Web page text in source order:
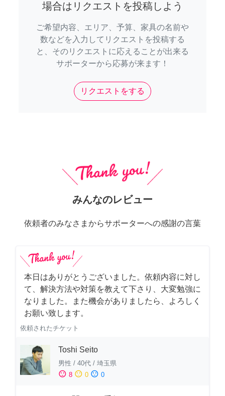
場合はリクエストを投稿しよう
ご希望内容、エリア、予算、家具の名前や
数などを入力してリクエストを投稿する
と、そのリクエストに応えることが出来る
サポーターから応募が来ます！
リクエストをする
みんなのレビュー
依頼者のみなさまからサポーターへの感謝の言葉
本日はありがとうございました。依頼内容に対し
て、解決方法や対策を教えて下さり、大変勉強に
なりました。また機会がありましたら、よろしく
お願い致します。
依頼されたチケット
Toshi Seito
男性 / 40代 / 埼玉県
sentiment_satisfied 8 sentiment_neutral 0 sentiment_dissatisfied 0